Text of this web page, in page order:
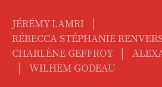
JÉRÉMY LAMRI
RÉBECCA STÉPHANIE
CHARLÈNE GEFFROY
WILHEM GODEAU